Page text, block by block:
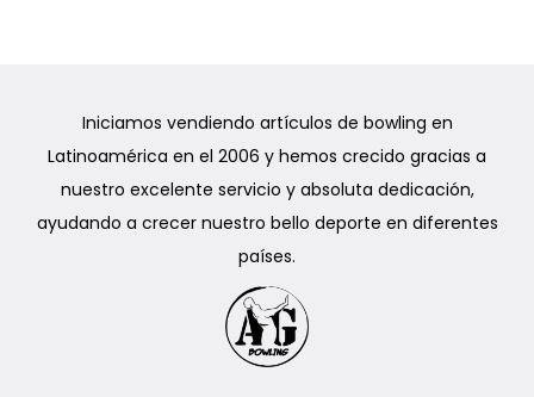
Iniciamos vendiendo artículos de bowling en
Latinoamérica en el 2006 y hemos crecido gracias a
nuestro excelente servicio y absoluta dedicación,
ayudando a crecer nuestro bello deporte en diferentes
países.